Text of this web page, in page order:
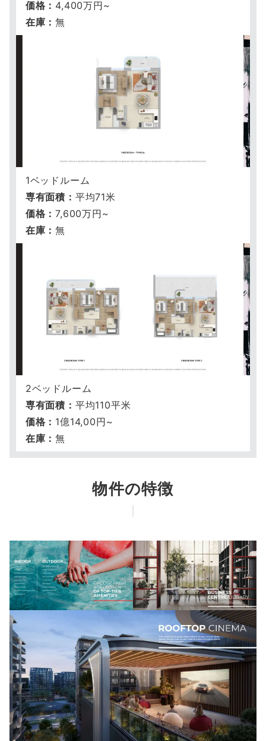
価格： 4,400万円~
在庫：無
1ベッドルーム
専有面積： 平均71米
価格：7,600万円~
在庫：無
2ベッドルーム
専有面積： 平均110平米
価格： 1億14,00円~
在庫：無
物件の特徴